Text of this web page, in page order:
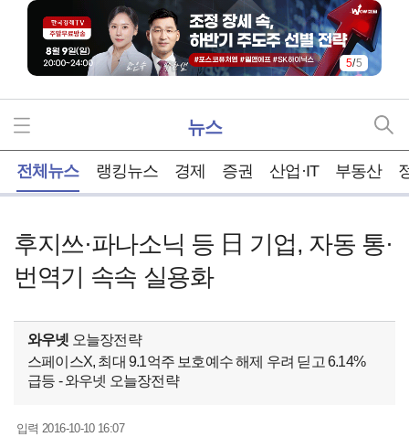
5/5
뉴스
전체뉴스 랭킹뉴스 경제 증권 산업·IT 부동산
후지쓰·파나소닉 등 日 기업, 자동 통·
번역기 속속 실용화
와우넷 오늘장전략
스페이스X, 최대 9.1억주 보호예수 해제 우려 딛고 6.14%
급등 - 와우넷 오늘장전략
입력2016-10-10 16:07